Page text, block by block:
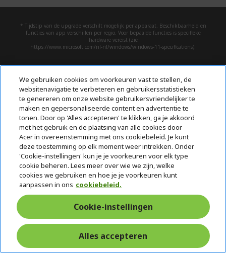
* Tijdstip van de upgrade verschilt mogelijk per apparaat. Beschikbaarheid en
functies van app verschillen per regio. Voor bepaalde functies is specifieke
hardware vereist (zie
https://www.microsoft.com/nl-nl/windows/windows-11-specifications).
ACER h
i
d
d
e
n
SERVICE h
i
d
d
e
n
ACCOUNT h
d
d
e
n
ACER STORE h
i
d
d
e
Volg ons op social media
We gebruiken cookies om voorkeuren vast te stellen, de
websitenavigatie te verbeteren en gebruikersstatistieken
te genereren om onze website gebruikersvriendelijker te
maken en gepersonaliseerde content en advertentie te
tonen. Door op 'Alles accepteren' te klikken, ga je akkoord
met het gebruik en de plaatsing van alle cookies door
Acer in overeenstemming met ons cookiebeleid. Je kunt
deze toestemming op elk moment weer intrekken. Onder
'Cookie-instellingen' kun je je voorkeuren voor elk type
cookie beheren. Lees meer over wie we zijn, welke
cookies we gebruiken en hoe je je voorkeuren kunt
aanpassen in ons cookiebeleid.
Cookie-instellingen
Alles accepteren